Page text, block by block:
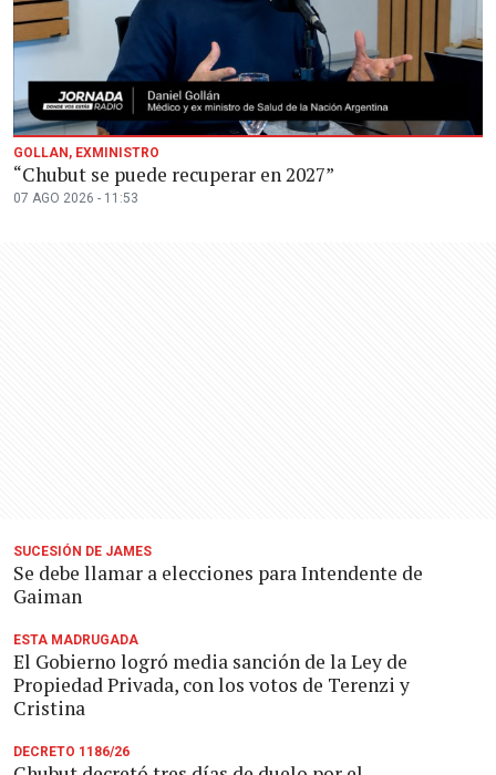
GOLLAN, EXMINISTRO
“Chubut se puede recuperar en 2027”
07 AGO 2026 - 11:53
SUCESIÓN DE JAMES
Se debe llamar a elecciones para Intendente de
Gaiman
ESTA MADRUGADA
El Gobierno logró media sanción de la Ley de
Propiedad Privada, con los votos de Terenzi y
Cristina
DECRETO 1186/26